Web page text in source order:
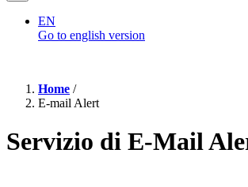
EN
Go to english version
Home /
E-mail Alert
Servizio di E-Mail